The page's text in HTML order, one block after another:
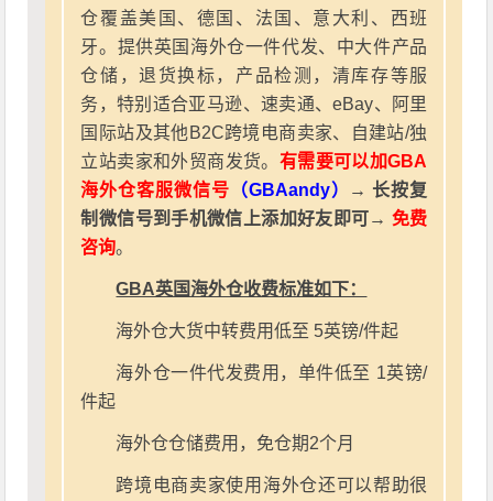
仓覆盖美国、德国、法国、意大利、西班
牙。提供英国海外仓一件代发、中大件产品
仓储，退货换标，产品检测，清库存等服
务，特别适合亚马逊、速卖通、eBay、阿里
国际站及其他B2C跨境电商卖家、自建站/独
立站卖家和外贸商发货。 有需要可以加GBA
海外仓客服微信号 （GBAandy）
→ 长按复
制微信号到手机微信上添加好友即可→ 免费
咨询。
GBA英国海外仓收费标准如下：
海外仓大货中转费用低至 5英镑/件起
海外仓一件代发费用，单件低至 1英镑/
件起
海外仓仓储费用，免仓期2个月
跨境电商卖家使用海外仓还可以帮助很